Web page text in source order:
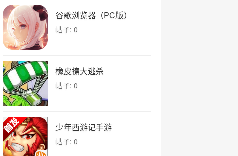
谷歌浏览器（PC版）
帖子: 0
橡皮擦大逃杀
帖子: 0
少年西游记手游
帖子: 0